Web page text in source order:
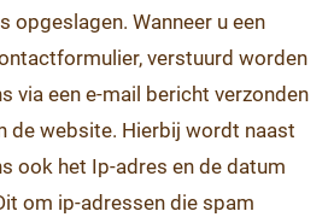
opgeslagen. Wanneer u een
verstuurd worden
via een e-mail bericht verzonden
de website. Hierbij wordt naast
ook het Ip-adres en de datum
om ip-adressen die spam